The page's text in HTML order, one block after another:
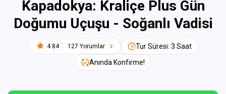
Kapadokya: Kraliçe Plus Gün
Doğumu Uçuşu - Soğanlı Vadisi
4.84 127 Yorumlar
Tur Süresi: 3 Saat
Anında Konfirme!